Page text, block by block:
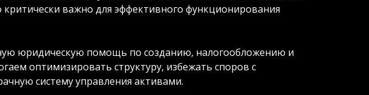
важно для эффективного функционирования
юридическую помощь по созданию, налогообложению и
оптимизировать структуру, избежать споров с
систему управления активами.